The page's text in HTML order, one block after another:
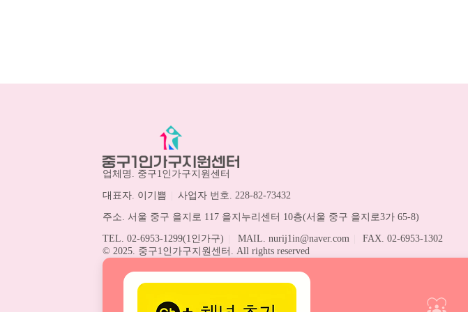
업체명. 중구1인가구지원센터
대표자. 이기쁨 사업자 번호. 228-82-73432
주소. 서울 중구 을지로 117 을지누리센터 10층(서울 중구 을지로3가 65-8)
TEL. 02-6953-1299(1인가구) MAIL. nurij1in@naver.com
FAX. 02-6953-1302
© 2025. 중구1인가구지원센터. All rights reserved